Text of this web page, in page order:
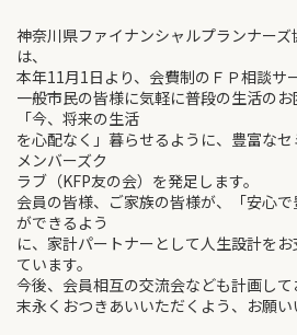
神奈川県ファイナンシャルプランナー
は、
本年11月1日より、会費制のＦＰ相談サ
一般市民の皆様に気軽に普段の生活のお
「今、将来の生活
を心配なく」暮らせるように、豊富なセ
メンバーズク
ラブ（KFP友の会）を発足します。
会員の皆様、ご家族の皆様が、「安心
ができるよう
に、家計パートナーとして人生設計を
ています。
今後、会員相互の交流会なども計画して
末永くおつきあいいただくよう、お願い